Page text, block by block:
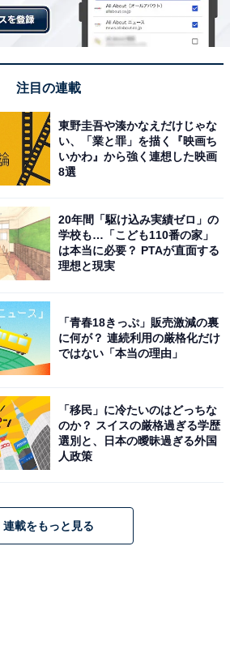
注目の連載
東野圭吾や湊かなえだけじゃな
い、「業と罪」を描く『映画ち
いかわ』から強く連想した映画
8選
20年間「駆け込み実績ゼロ」の
学校も…「こども110番の家」
は本当に必要？ PTAが直面する
理想と現実
「青春18きっぷ」販売激減の裏
に何が？ 連続利用の厳格化だけ
ではない「本当の理由」
「移民」に冷たいのはどっちな
のか？ スイスの厳格過ぎる学歴
選別と、日本の曖昧過ぎる外国
人政策
連載をもっと見る